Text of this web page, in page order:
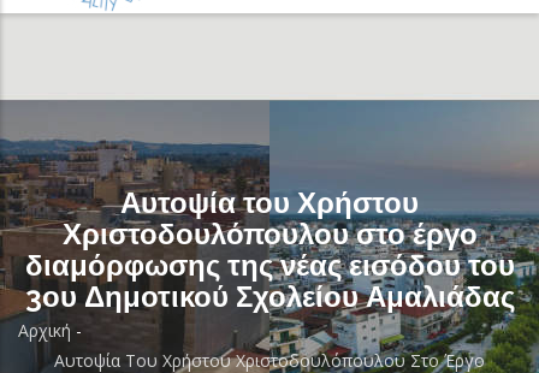
Αυτοψία του Χρήστου
Χριστοδουλόπουλου στο έργο
διαμόρφωσης της νέας εισόδου του
3ου Δημοτικού Σχολείου Αμαλιάδας
Breadcrumb
Αρχική -
Αυτοψία Του Χρήστου Χριστοδουλόπουλου Στο Έργο